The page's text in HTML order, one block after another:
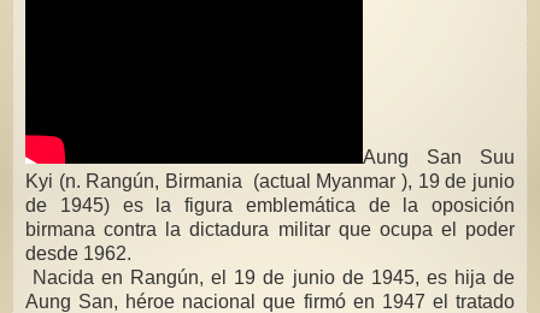
Aung San Suu
Kyi (n. Rangún, Birmania (actual Myanmar ), 19 de junio
de 1945) es la figura emblemática de la oposición
birmana contra la dictadura militar que ocupa el poder
desde 1962.
Nacida en Rangún, el 19 de junio de 1945, es hija de
Aung San, héroe nacional que firmó en 1947 el tratado